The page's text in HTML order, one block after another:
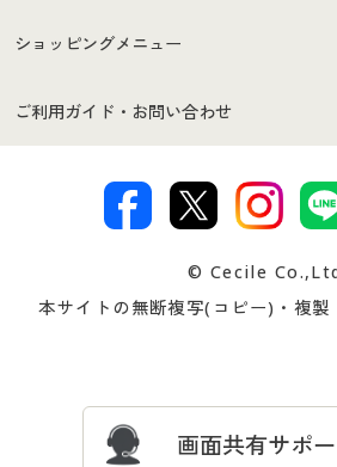
はじめての方へ
セシールご利用規約
著作権・商標について 会社案
ショッピングメニュー
商品カテゴリ
プレゼント＆キャンペーン サイト
ご利用ガイド・お問い合わせ
交換・返品は お支払
ついて
忘れの
© Cecile
本サイトの無断複写(コピー)・複製
画面共有サポ